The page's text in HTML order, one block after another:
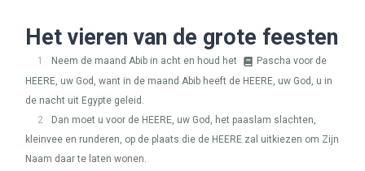
Het vieren van de grote feesten
1 Neem de maand Abib in acht en houd het
Pascha voor de
HEERE, uw God, want in de maand Abib heeft de HEERE, uw God, u in
de nacht uit Egypte geleid.
2
Dan moet u voor de HEERE, uw God, het paaslam slachten,
kleinvee en runderen, op de plaats die de HEERE zal uitkiezen om Zijn
Naam daar te laten wonen.